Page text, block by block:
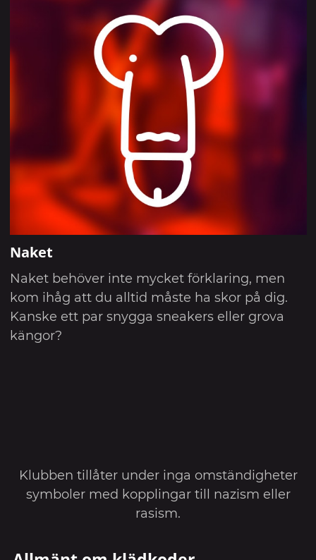
Naket
Naket behöver inte mycket förklaring, men
kom ihåg att du alltid måste ha skor på dig.
Kanske ett par snygga sneakers eller grova
kängor?
Klubben tillåter under inga omständigheter
symboler med kopplingar till nazism eller
rasism.